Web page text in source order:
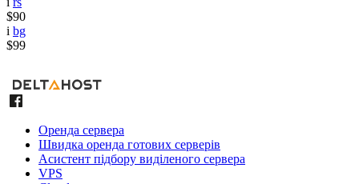
$90
i bg
$99
Оренда сервера
Швидка оренда готових серверів
Асистент підбору виділеного сервера
VPS